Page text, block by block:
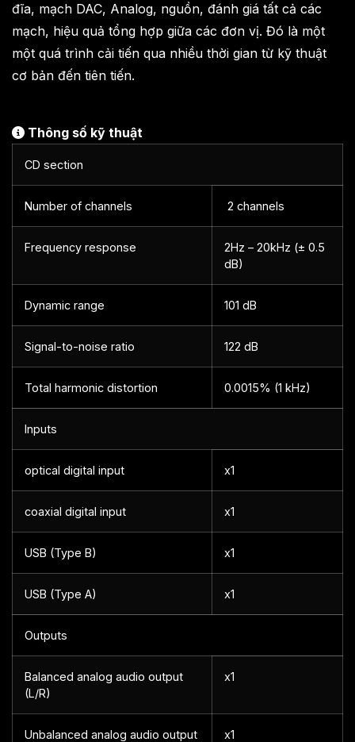
đĩa, mạch DAC, Analog, nguồn, đánh giá tất cả các
mạch, hiệu quả tổng hợp giữa các đơn vị. Đó là một
một quá trình cải tiến qua nhiều thời gian từ kỹ thuật
cơ bản đến tiên tiến.
Thông số kỹ thuật
CD section
Number of channels 2 channels
Frequency response
2Hz – 20kHz (± 0.5
dB)
Dynamic range 101 dB
Signal-to-noise ratio 122 dB
Total harmonic distortion 0.0015% (1 kHz)
Inputs
optical digital input x1
coaxial digital input x1
USB (Type B) x1
USB (Type A) x1
Outputs
Balanced analog audio output
(L/R)
x1
Unbalanced analog audio output
x1